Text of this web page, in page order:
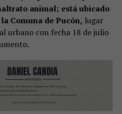
animal; está ubicado
Comuna de Pucón, lugar
urbano con fecha 18 de julio